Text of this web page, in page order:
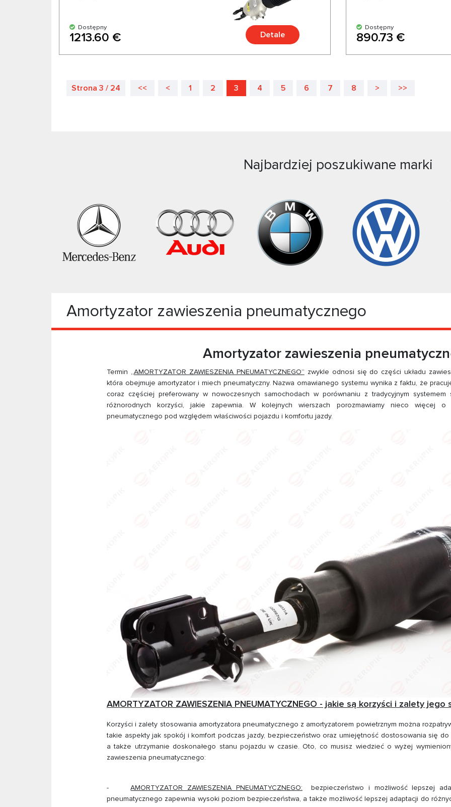
Dostępny
1213.60 € Detale
Dostępny
890.73 €
Strona 3 / 24 << < 1 2 3 4 5 6 7 8 > >>
Najbardziej poszukiwane marki
Amortyzator zawieszenia pneumatycznego
Amortyzator zawieszenia
Termin „AMORTYZATOR ZAWIESZENIA PNEUMATYCZNEGO” zwykle odnosi się do części układu
która obejmuje amortyzator i miech pneumatyczny. Nazwa omawianego systemu wynika z faktu, że
coraz częściej preferowany w nowoczesnych samochodach w porównaniu z tradycyjnym
różnorodnych korzyści, jakie zapewnia. W kolejnych wierszach porozmawiamy nieco więcej o
pneumatycznego pod względem właściwości pojazdu i komfortu jazdy.
AMORTYZATOR ZAWIESZENIA PNEUMATYCZNEGO - jakie są korzyści i zalety jego
Korzyści i zalety stosowania amortyzatora pneumatycznego z amortyzatorem powietrznym można
takie aspekty jak spokój i komfort podczas jazdy, bezpieczeństwo oraz umiejętność dostosowania się
a także utrzymanie doskonałego stanu pojazdu w czasie. Oto, co musisz wiedzieć o wyżej
zawieszenia pneumatycznego:
-AMORTYZATOR ZAWIESZENIA PNEUMATYCZNEGO: bezpieczeństwo i możliwość lepszej
pneumatycznego zapewnia wysoki poziom bezpieczeństwa, a także możliwość lepszej adaptacji do